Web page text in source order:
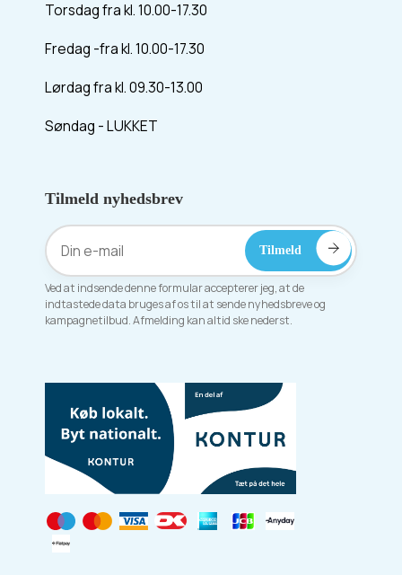
Torsdag fra kl. 10.00-17.30
Fredag -fra kl. 10.00-17.30
Lørdag fra kl. 09.30-13.00
Søndag - LUKKET
Tilmeld nyhedsbrev
Ved at indsende denne formular accepterer jeg, at de
indtastede data bruges af os til at sende nyhedsbreve og
kampagnetilbud. Afmelding kan altid ske nederst.